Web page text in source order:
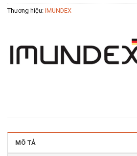
Thương hiệu: IMUNDEX
MÔ TẢ